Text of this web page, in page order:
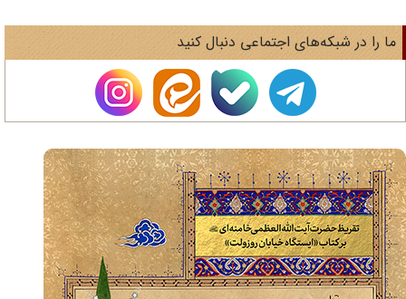
را در شبکه‌های اجتماعی دنبال کنید